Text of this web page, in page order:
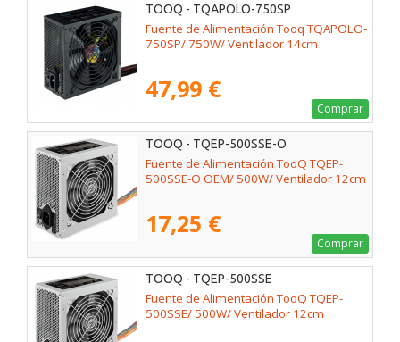
TOOQ - TQAPOLO-750SP
Fuente de Alimentación Tooq TQAPOLO-
750SP/ 750W/ Ventilador 14cm
47,99 €
Comprar
TOOQ - TQEP-500SSE-O
Fuente de Alimentación TooQ TQEP-
500SSE-O OEM/ 500W/ Ventilador 12cm
17,25 €
Comprar
TOOQ - TQEP-500SSE
Fuente de Alimentación TooQ TQEP-
500SSE/ 500W/ Ventilador 12cm